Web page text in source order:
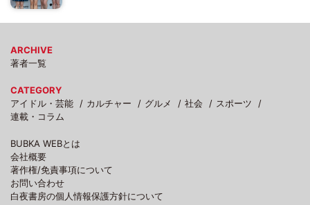
ARCHIVE
著者一覧
CATEGORY
アイドル・芸能
カルチャー グルメ 社会
スポーツ
連載・コラム
BUBKA WEBとは
会社概要
著作権/免責事項について
お問い合わせ
白夜書房の個人情報保護方針について